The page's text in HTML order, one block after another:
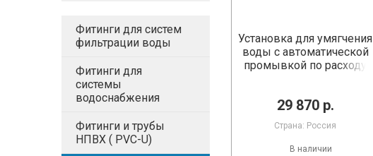
Фитинги для систем
фильтрации воды
Фитинги для
системы
водоснабжения
Фитинги и трубы
НПВХ ( PVC-U)
Установка для умягчения
воды с автоматической
промывкой по расходу
29 870 р.
Страна: Россия
В наличии